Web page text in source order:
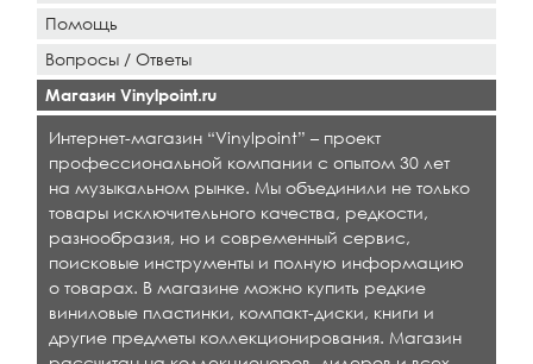
Помощь
Вопросы / Ответы
Магазин Vinylpoint.ru
Интернет-магазин “Vinylpoint” – проект
профессиональной компании с опытом 30 лет
на музыкальном рынке. Мы объединили не только
товары исключительного качества, редкости,
разнообразия, но и современный сервис,
поисковые инструменты и полную информацию
о товарах. В магазине можно купить редкие
виниловые пластинки, компакт-диски, книги и
другие предметы коллекционирования. Магазин